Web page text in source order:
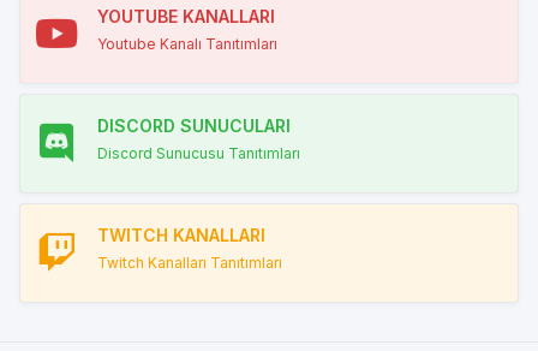
YOUTUBE KANALLARI
Youtube Kanalı Tanıtımları
DISCORD SUNUCULARI
Discord Sunucusu Tanıtımları
TWITCH KANALLARI
Twitch Kanalları Tanıtımları